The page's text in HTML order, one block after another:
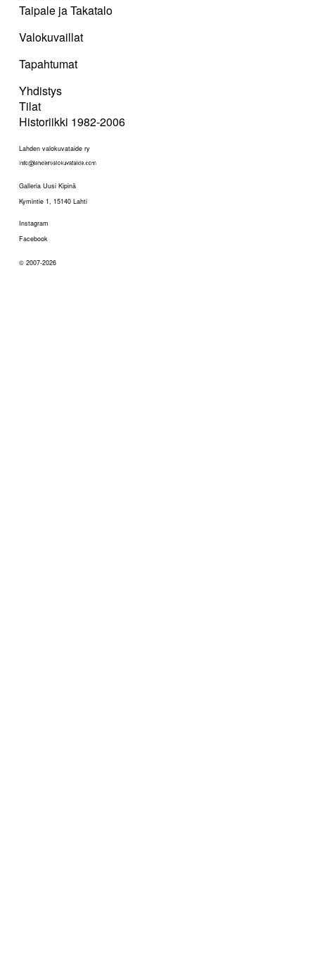
Taipale ja Takatalo
Valokuvaillat
Tapahtumat
Yhdistys
Tilat
Historiikki 1982-2006
Lahden valokuvataide ry
Galleria Uusi Kipinä
Kymintie 1, 15140 Lahti
Instagram
Facebook
© 2007-2026